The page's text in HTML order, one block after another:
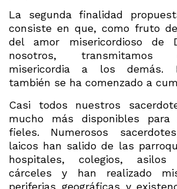
La segunda finalidad
consiste en que, como fruto
del amor misericordioso de
nosotros,
misericordia a los demás.
también se ha comenzado a
Casi todos nuestros
mucho más disponibles
fieles. Numerosos
laicos han salido de las
hospitales, colegios, asilos
cárceles y han realizado
periferias geográficas y